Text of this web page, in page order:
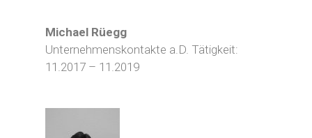
Michael Rüegg
Unternehmenskontakte a.D. Tätigkeit:
11.2017 – 11.2019